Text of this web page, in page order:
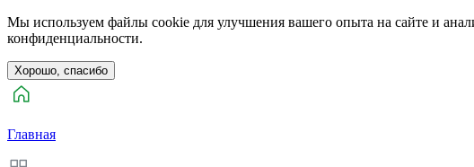
Мы используем файлы cookie для улучшения вашего опыта на сайте и
конфиденциальности.
Хорошо, спасибо
Главная